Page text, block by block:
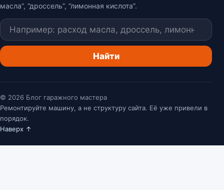
масла”, “дроссель”, “лимонная кислота”.
Поиск
Найти
© 2026 Блог гаражного мастера
Ремонтируйте машину, а не структуру сайта. Её уже привели в
порядок.
Наверх ↑